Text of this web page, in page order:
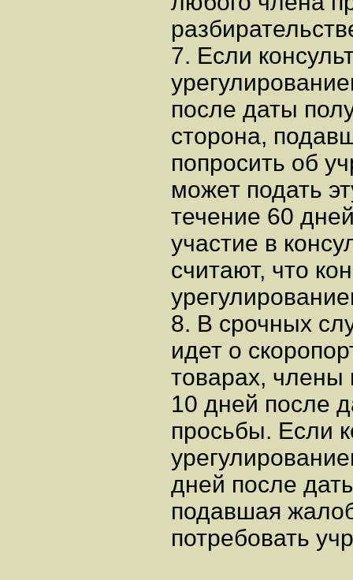
7. Если
после даты
сторона,
попросить об
может подать
течение 60
участие в
считают, что
8. В срочных
идет о
товарах, члены
10 дней после
просьбы. Если
дней после
подавшая
потребовать